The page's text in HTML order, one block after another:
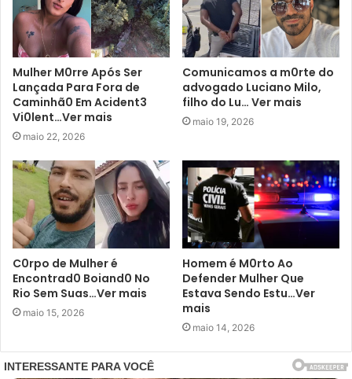
Mulher M0rre Após Ser
Lançada Para Fora de
Caminhã0 Em Acident3
Vi0lent…Ver mais
maio 22, 2026
Comunicamos a m0rte do
advogado Luciano Milo,
filho do Lu… Ver mais
maio 19, 2026
C0rpo de Mulher é
Encontrad0 Boiand0 No
Rio Sem Suas…Ver mais
maio 15, 2026
Homem é M0rto Ao
Defender Mulher Que
Estava Sendo Estu…Ver
mais
maio 14, 2026